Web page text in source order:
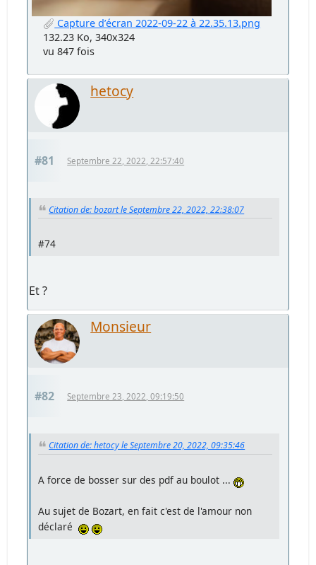
Capture d’écran 2022-09-22 à 22.35.13.png
132.23 Ko, 340x324
vu 847 fois
hetocy
#81 Septembre 22, 2022, 22:57:40
Citation de: bozart le Septembre 22, 2022, 22:38:07
#74
Et ?
Monsieur
#82 Septembre 23, 2022, 09:19:50
Citation de: hetocy le Septembre 20, 2022, 09:35:46
A force de bosser sur des pdf au boulot ...
Au sujet de Bozart, en fait c'est de l'amour non
déclaré